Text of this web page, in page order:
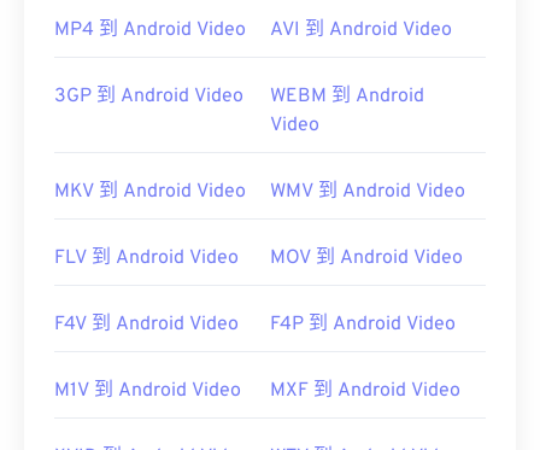
单。
的“2”，使其成为 MTS。更多详细信息，请参阅
上第一个“说明”中的
以解决任何兼容性问题。
首次发行：2006 年
https://www.lifewire.com/m2ts-file
MP4 到 Android Video AVI 到 Android Video
3GP 到 Android Video
WEBM 到 Android
Video
MKV 到 Android Video WMV 到 Android Video
FLV 到 Android Video MOV 到 Android Video
F4V 到 Android Video F4P 到 Android Video
M1V 到 Android Video MXF 到 Android Video